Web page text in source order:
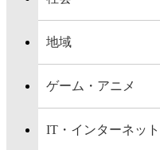
地域
ゲーム・アニメ
IT・インターネット